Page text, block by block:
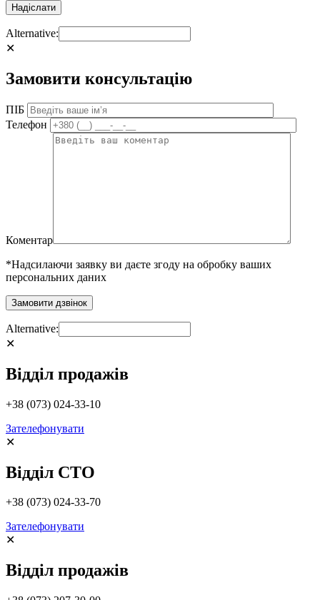
Alternative:
✕
Замовити консультацію
ПІБ
Телефон
Коментар
*Надсилаючи заявку ви даєте згоду на обробку ваших
персональних даних
Alternative:
✕
Відділ продажів
+38 (073) 024-33-10
Зателефонувати
✕
Відділ СТО
+38 (073) 024-33-70
Зателефонувати
✕
Відділ продажів